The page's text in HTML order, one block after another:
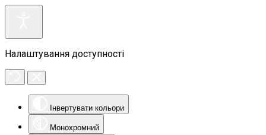
Налаштування доступності
Інвертувати кольори
Монохромний